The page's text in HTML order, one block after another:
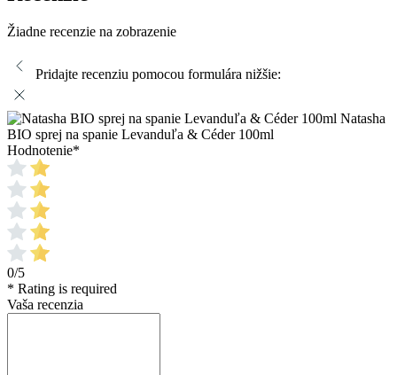
Žiadne recenzie na zobrazenie
Pridajte recenziu pomocou formulára nižšie:
Natasha
BIO sprej na spanie Levanduľa & Céder 100ml
Hodnotenie*
0/5
* Rating is required
Vaša recenzia